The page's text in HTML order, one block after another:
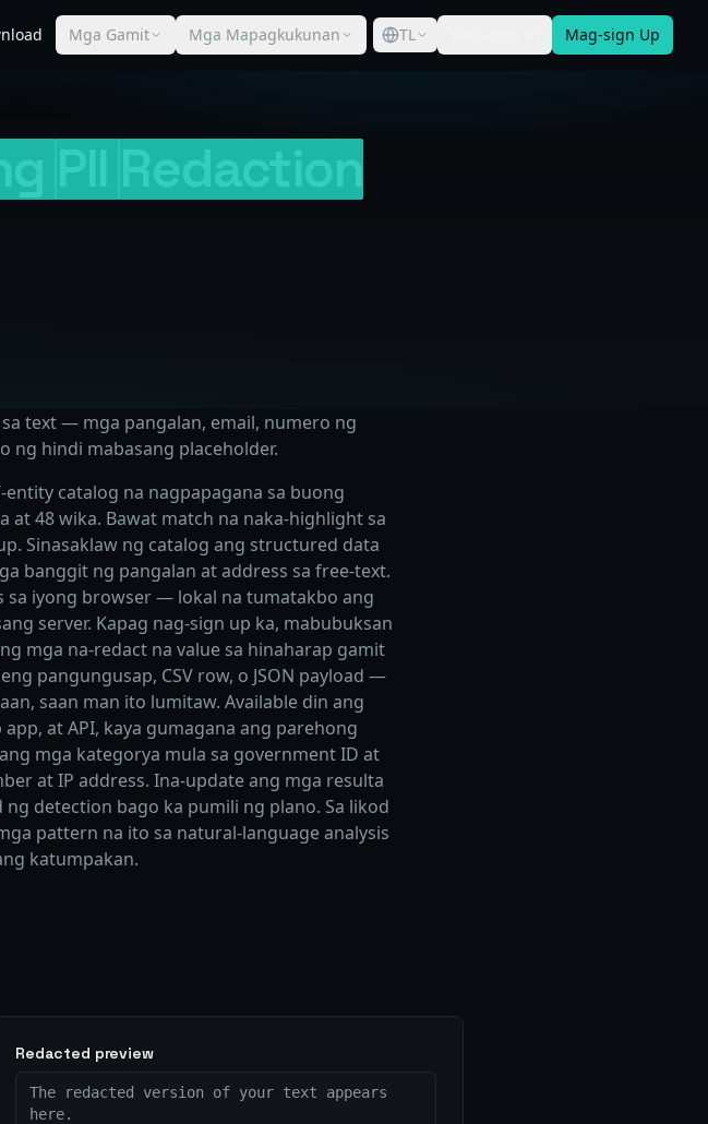
Mga Gamit Mga Mapagkukunan TL Mag-sign Up
text — mga pangalan, email, numero ng
hindi mabasang placeholder.
catalog na nagpapagana sa buong
at 48 wika. Bawat match na naka-highlight sa
Sinasaklaw ng catalog ang structured data
banggit ng pangalan at address sa free-text.
sa iyong browser — lokal na tumatakbo ang
server. Kapag nag-sign up ka, mabubuksan
mga na-redact na value sa hinaharap gamit
pangungusap, CSV row, o JSON payload —
saan man ito lumitaw. Available din ang
at API, kaya gumagana ang parehong
mga kategorya mula sa government ID at
at IP address. Ina-update ang mga resulta
detection bago ka pumili ng plano. Sa likod
pattern na ito sa natural-language analysis
katumpakan.
Redacted preview
The redacted version of your text appears
here.